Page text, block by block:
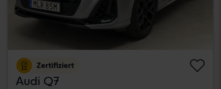
Zertifiziert
Audi Q7